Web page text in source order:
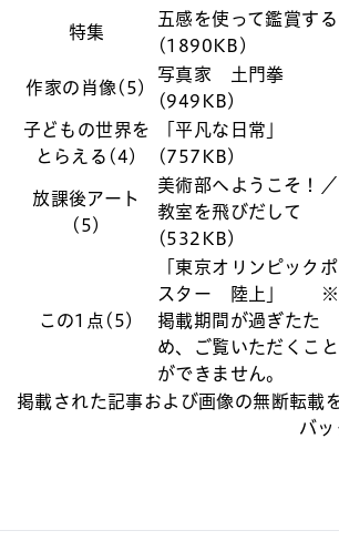
特集
五感を使って鑑賞する
(1890KB)
作家の肖像(5)
写真家 土門拳
(949KB)
子どもの世界を
とらえる(4)
「平凡な日常」
(757KB)
放課後アート
(5)
美術部へようこそ！／
教室を飛びだして
(532KB)
この1点(5)
「東京オリンピックポ
スター 陸上」 ※
掲載期間が過ぎたた
め、ご覧いただくこと
ができません。
掲載された記事および画像の無断転載
バ